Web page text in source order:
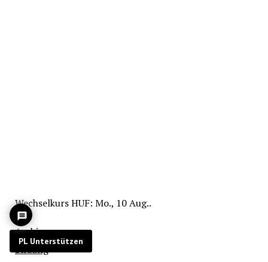
WechselkursHUF: Mo., 10 Aug..
Archiv
Bildung
PL Unterstützen